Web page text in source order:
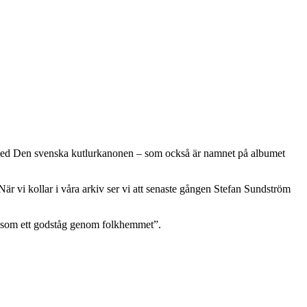
Den svenska kutlurkanonen – som också är namnet på albumet
vi kollar i våra arkiv ser vi att senaste gången Stefan Sundström
ett godståg genom folkhemmet”.